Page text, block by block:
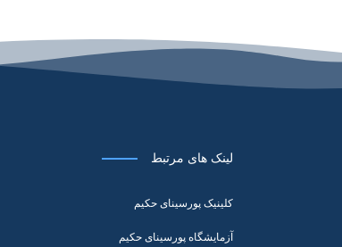
لینک های مرتبط
کلینیک پورسینای حکیم
آزمایشگاه پورسینای حکیم